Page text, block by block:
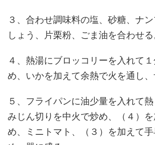
３、合わせ調味料の塩、砂糖、ナ
しょう、片栗粉、ごま油を合わせる
４、熱湯にブロッコリーを入れて
め、いかを加えて余熱で火を通し、
５、フライパンに油少量を入れて
みじん切りを中火で炒め、（４）
め、ミニトマト、（３）を加えて